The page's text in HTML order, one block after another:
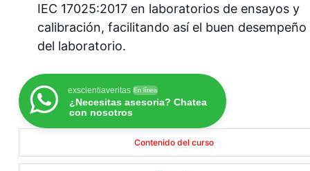
IEC 17025:2017 en laboratorios de ensayos y
calibración, facilitando así el buen desempeño
del laboratorio.
exscientiaveritas En línea
¿Necesitas asesoria? Chatea
con nosotros
Contenido del curso